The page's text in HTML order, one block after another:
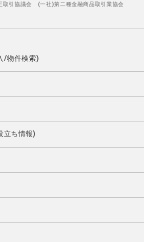
取引協議会 (一社)第二種金融商品取引業協会
/物件検索)
立ち情報)